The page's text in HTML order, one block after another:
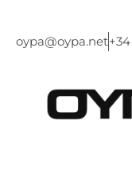
oypa@oypa.net